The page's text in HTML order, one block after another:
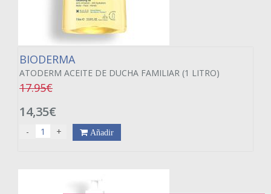
BIODERMA
ATODERM ACEITE DE DUCHA FAMILIAR (1 LITRO)
17.95€
14,35€
- + Añadir